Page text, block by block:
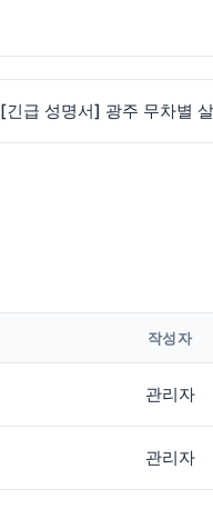
[긴급 성명서] 광주 무차별
작성자
관리자
관리자